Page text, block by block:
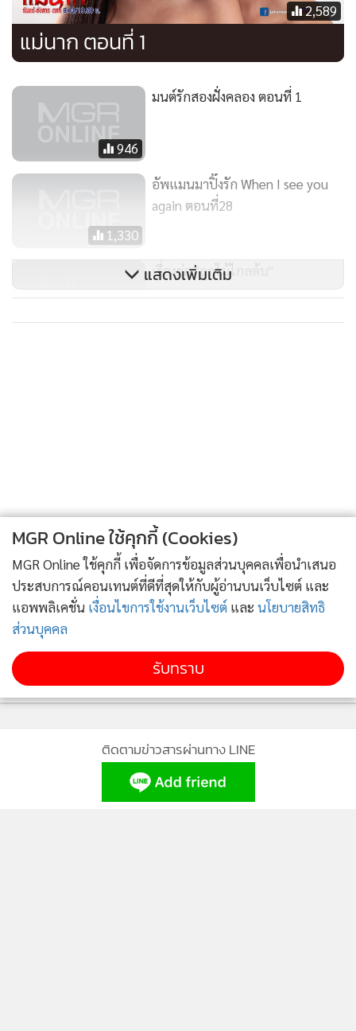
"โอ๊ยเบื่อ ร้อนก็ร้อน งั้น เรากลับบ้านกันก่อนดีมั๊ยจ๊ะแม่"
พวงจันทร์บอก
"โธ่พ่อเพลิง น้องมันไปเที่ยวเล่นแถวนี้ประเดี๋ยวก็กลับมา พิมมัน
"นั่นไง ถ้ามันเก่งขนาดนั้น ก็ปล่อยให้มันกลับบ้านเองก็ได้ คราว
ปุกชะงักมองหน้าเพลิง พวงจันทร์นิ่งคิด
"คราวไหน พิมมันมาบางพระโขนงโดยที่แม่ได้ได้สั่งหรือ"
ปุกมองหน้าเพลิงสังเกต เพลิงนึกได้ รีบแก้ตัว
"ฉันหมายถึงว่า ตอนมันมาเก็บดอกเบี้ยให้แม่ต่างหาก โอ๊ยร้อน"
"งั้นก็แล้วไป" พวงจันทร์ชะงัก เพ่งมอง "โน่นแนะ มาโน่นแล้ว เอ๊ะ
นั่นใครกัน ไม่เคยเห็นหน้าเลย"
ทุกคนมองไป เพลิงชะงัก
"ข้าสงสัยว่าแม่จะสบายใจไปอีกนานแค่ไหน"
บนบ่าพิม มีหนอนติดอยู่ มั่นทำท่าปรายตามอง พิมมองตามเริ่ม
รู้สึกตัวพอเห็นแมลง เกาะอยู่ที่ไหล่ตัว ก็กรี๊ด กระโดด
"อร๊าย ช่วยด้วย ช่วยด้วยเอาออกไปที ออกไปสิ"
มั่นหัวเราะขำ แล้วจับตัวพิมไว้ พิมโวยวาย
"อย่าดิ้นสิ ประเดี๋ยวมันก็กัดหรอก"
พิมหลับตาปี๋
"เอาออกไปที ข้าขอร้อง ข้าเกลียดแมลงที่สุด"
มั่นเอามือดีดแมลงออกไป แต่ยังอยากแกล้งพิมอยู่
"นิ่งไว้ นิ่งไว้"
พิมยังหลับตาปี๋นิ่งอย่างเชื่อฟัง
"ไปหรือยัง ฉันเกลียดหนอน เกลียด"
"ยัง รอแป๊บสิ อย่าดิ้น นั่นแหละ"
2,589
แม่นาก ตอนที่ 1
946
มนต์รักสองฝั่งคลอง ตอนที่ 1
1,330
อัพแมนมาปิ๊งรัก When I see you
again ตอนที่28
16,767
เรื่องย่อ "ลูกไม้ไกลต้น"
แสดงเพิ่มเติม
ติดตามข่าวสารผ่านทาง LINE
MGR Online ใช้คุกกี้ (Cookies)
MGR Online ใช้คุกกี้ เพื่อจัดการข้อมูลส่วนบุคคลเพื่อนำเสนอ
ประสบการณ์คอนเทนต์ที่ดีที่สุดให้กับผู้อ่านบนเว็บไซต์ และ
แอพพลิเคชั่น เงื่อนไขการใช้งานเว็บไซต์ และ นโยบายสิทธิ
ส่วนบุคคล
รับทราบ